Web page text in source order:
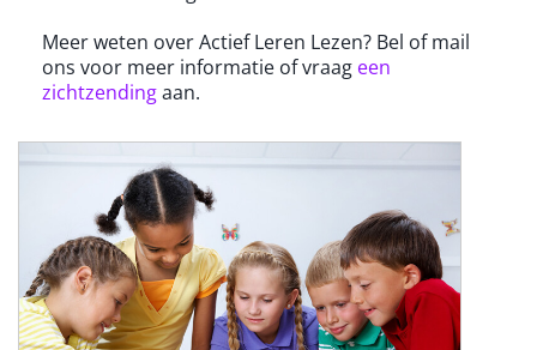
Meer weten over Actief Leren Lezen? Bel of mail
ons voor meer informatie of vraag een
zichtzendingaan.